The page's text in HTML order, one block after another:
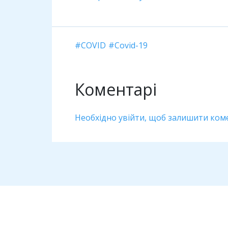
COVID Covid-19
Коментарі
Необхідно увійти, щоб залишити